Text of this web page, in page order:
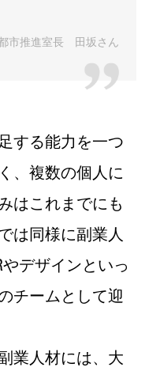
市推進室長 田坂さん
する能力を一つ
、複数の個人に
はこれまでにも
は同様に副業人
デザインといっ
チームとして迎
業人材には、大